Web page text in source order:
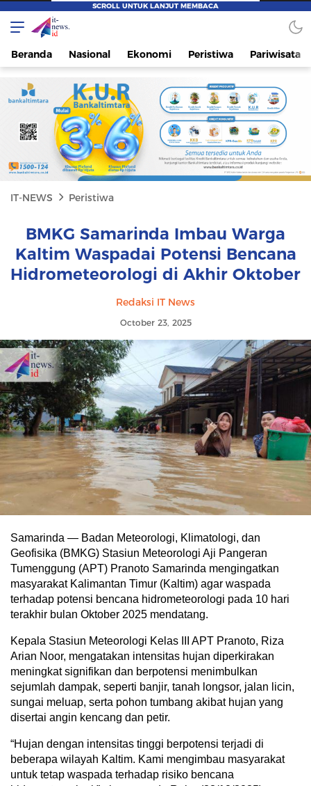
IT-NEWS
Update Cepat, Cerdas, dan Terpercaya
Beranda Nasional Ekonomi Peristiwa Pariwisata
IT-NEWS Peristiwa
BMKG Samarinda Imbau Warga
Kaltim Waspadai Potensi Bencana
Hidrometeorologi di Akhir Oktober
Redaksi IT News
October 23, 2025
Samarinda — Badan Meteorologi, Klimatologi, dan
Geofisika (BMKG) Stasiun Meteorologi Aji Pangeran
Tumenggung (APT) Pranoto Samarinda mengingatkan
masyarakat Kalimantan Timur (Kaltim) agar waspada
terhadap potensi bencana hidrometeorologi pada 10 hari
terakhir bulan Oktober 2025 mendatang.
Kepala Stasiun Meteorologi Kelas III APT Pranoto, Riza
Arian Noor, mengatakan intensitas hujan diperkirakan
meningkat signifikan dan berpotensi menimbulkan
sejumlah dampak, seperti banjir, tanah longsor, jalan licin,
sungai meluap, serta pohon tumbang akibat hujan yang
disertai angin kencang dan petir.
“Hujan dengan intensitas tinggi berpotensi terjadi di
beberapa wilayah Kaltim. Kami mengimbau masyarakat
untuk tetap waspada terhadap risiko bencana